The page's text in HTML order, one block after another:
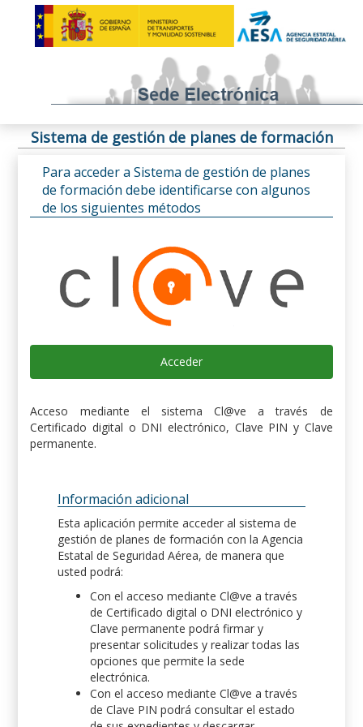
Sistema de gestión de planes de formación
Para acceder a Sistema de gestión de planes
de formación debe identificarse con algunos
de los siguientes métodos
Acceder
Acceso mediante el sistema Cl@ve a través de
Certificado digital o DNI electrónico, Clave PIN y Clave
permanente.
Información adicional
Esta aplicación permite acceder al sistema de
gestión de planes de formación con la Agencia
Estatal de Seguridad Aérea, de manera que
usted podrá:
Con el acceso mediante Cl@ve a través
de Certificado digital o DNI electrónico y
Clave permanente podrá firmar y
presentar solicitudes y realizar todas las
opciones que permite la sede
electrónica.
Con el acceso mediante Cl@ve a través
de Clave PIN podrá consultar el estado